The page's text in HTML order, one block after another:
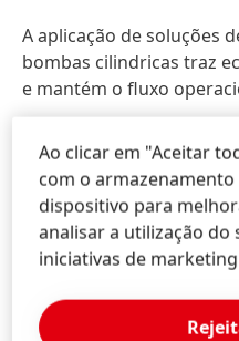
A aplicação de soluções
bombas cilindricas traz
e mantém o fluxo
“Ainda existe aquele
problema quando ele
cotidianas que
as razões dessas falhas,
qualidade para reparo
conserto de uma bomba
enorme prejuízo,
a causa do problema,
Ao clicar em "Aceitar
com o
dispositivo para
analisar a utilização do
iniciativas de